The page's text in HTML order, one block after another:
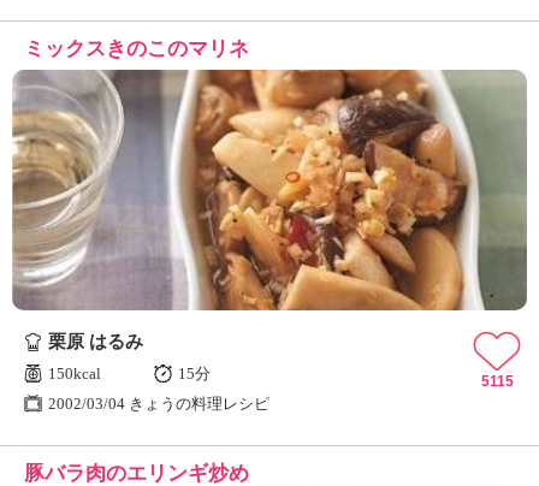
ミックスきのこのマリネ
栗原 はるみ
150kcal
15分
2002/03/04 きょうの料理レシピ
5115
豚バラ肉のエリンギ炒め